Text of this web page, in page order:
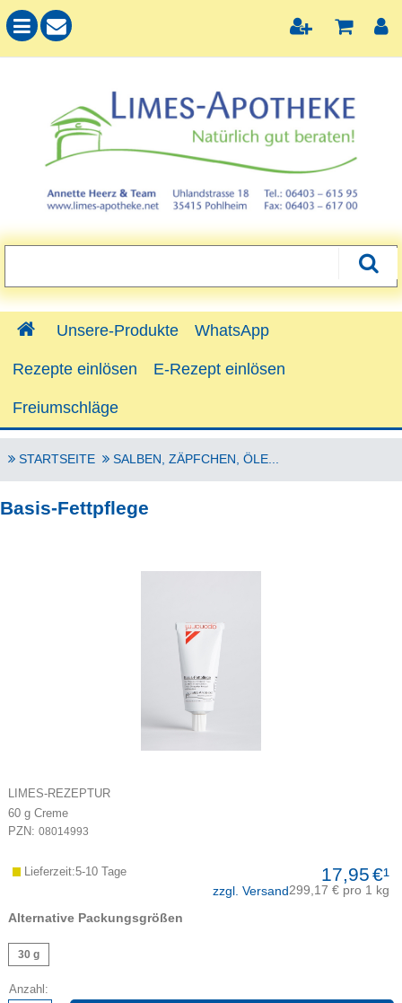
Unsere-Produkte WhatsApp
Rezepte einlösen E-Rezept einlösen
Freiumschläge
STARTSEITE SALBEN, ZÄPFCHEN, ÖLE...
Basis-Fettpflege
LIMES-REZEPTUR
60g Creme
PZN: 08014993
17,95€¹
zzgl. Versand299,17 € pro 1 kg
Lieferzeit:5-10 Tage
Alternative Packungsgrößen
30 g
Anzahl: